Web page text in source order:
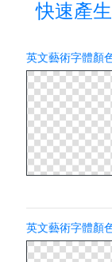
快速產
英文藝術字體顏
英文藝術字體顏